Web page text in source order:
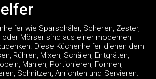
wie Sparschäler, Scheren, Zester,
oder Mörser sind aus einer modernen
Diese Küchenhelfer dienen dem
Rühren, Mixen, Schälen, Entgräten,
Mahlen, Portionieren, Formen,
Schnitzen, Anrichten und Servieren.